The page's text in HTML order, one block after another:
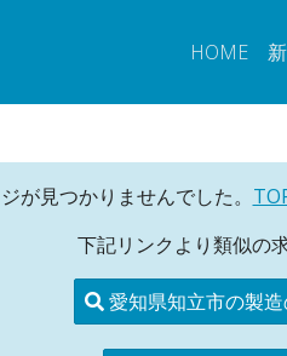
HOME
が見つかりませんでした。
下記リンクより類似の
愛知県知立市の製